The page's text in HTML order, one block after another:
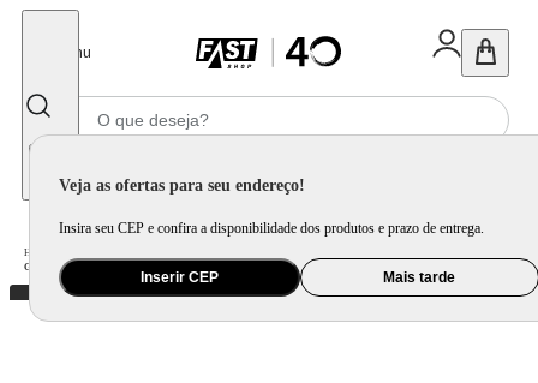
Menu
Veja as ofertas para seu endereço!
Insira seu CEP e confira a disponibilidade dos produtos e prazo de entrega.
Inserir CEP Mais tarde
Home
Grill e Sanduicheira Philco PGR17PI Chapas Removíveis 900W